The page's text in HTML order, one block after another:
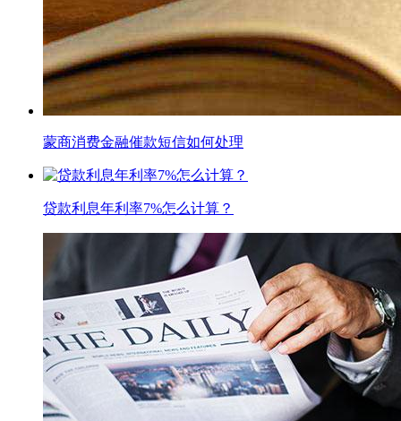
蒙商消费金融催款短信如何处理
贷款利息年利率7%怎么计算？